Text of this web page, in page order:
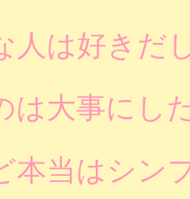
人は好きだ
は大事にし
本当はシン